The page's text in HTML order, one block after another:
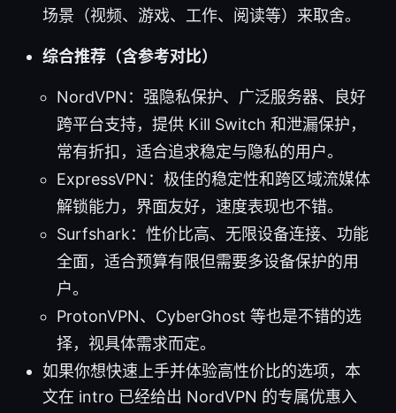
场景（视频、游戏、工作、阅读等）来取舍。
综合推荐（含参考对比）
NordVPN：强隐私保护、广泛服务器、良好
跨平台支持，提供 Kill Switch 和泄漏保护，
常有折扣，适合追求稳定与隐私的用户。
ExpressVPN：极佳的稳定性和跨区域流媒体
解锁能力，界面友好，速度表现也不错。
Surfshark：性价比高、无限设备连接、功能
全面，适合预算有限但需要多设备保护的用
户。
ProtonVPN、CyberGhost 等也是不错的选
择，视具体需求而定。
如果你想快速上手并体验高性价比的选项，本
文在 intro 已经给出 NordVPN 的专属优惠入